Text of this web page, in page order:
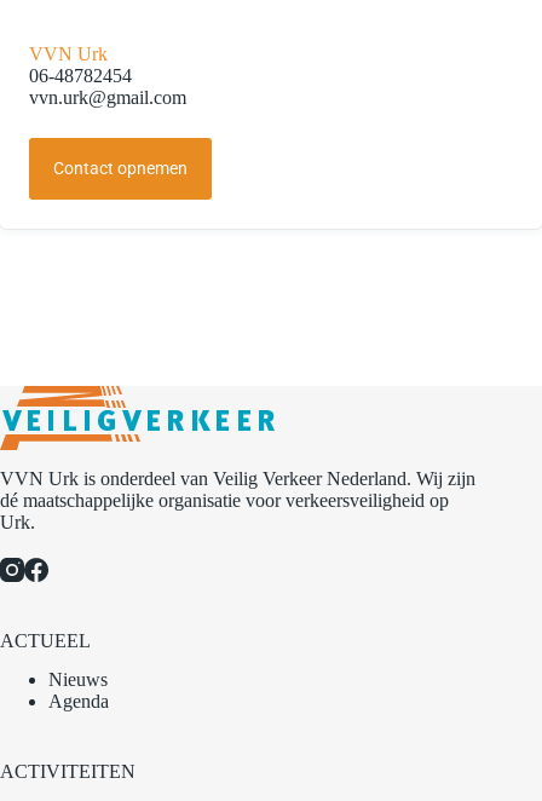
VVN Urk
06-48782454
vvn.urk@gmail.com
Contact opnemen
VVN Urk is onderdeel van Veilig Verkeer Nederland. Wij zijn
dé maatschappelijke organisatie voor verkeersveiligheid op
Urk.
ACTUEEL
Nieuws
Agenda
ACTIVITEITEN